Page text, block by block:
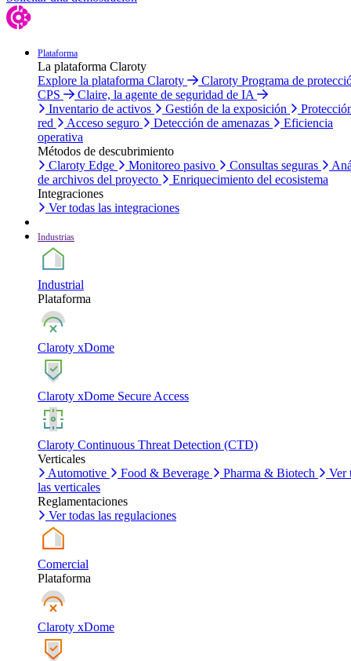
Plataforma
La plataforma Claroty
Explore la plataforma Claroty
Claroty Programa de
CPS
Claire, la agente de seguridad de IA
Inventario de activos
Gestión de la exposición
red
Acceso seguro Detección de amenazas
Eficiencia
operativa
Métodos de descubrimiento
Claroty Edge
Monitoreo pasivo Consultas seguras
de archivos del proyecto
Enriquecimiento del ecosistema
Integraciones
Ver todas las integraciones
Industrias
Industrial
Plataforma
Claroty xDome
Claroty xDome Secure Access
Claroty Continuous Threat Detection (CTD)
Verticales
Automotive
Food & Beverage Pharma & Biotech
Ver
las verticales
Reglamentaciones
Ver todas las regulaciones
Comercial
Plataforma
Claroty xDome